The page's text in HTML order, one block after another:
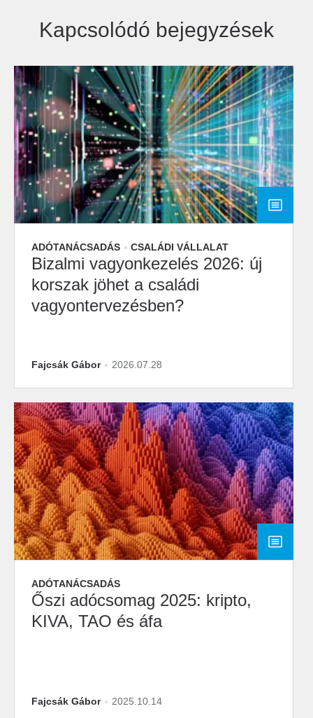
Kapcsolódó bejegyzések
ADÓTANÁCSADÁS CSALÁDI VÁLLALAT
Bizalmi vagyonkezelés 2026: új
korszak jöhet a családi
vagyontervezésben?
Fajcsák Gábor 2026.07.28
ADÓTANÁCSADÁS
Őszi adócsomag 2025: kripto,
KIVA, TAO és áfa
Fajcsák Gábor 2025.10.14